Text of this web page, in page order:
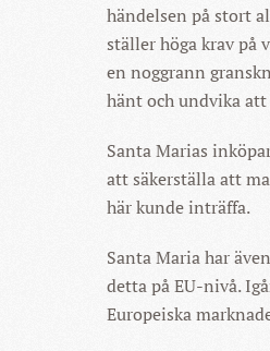
händelsen på stort
ställer höga krav på
en noggrann
hänt och undvika
Santa Marias
att säkerställa att
här kunde inträffa.
Santa Maria har
detta på EU-nivå.
Europeiska